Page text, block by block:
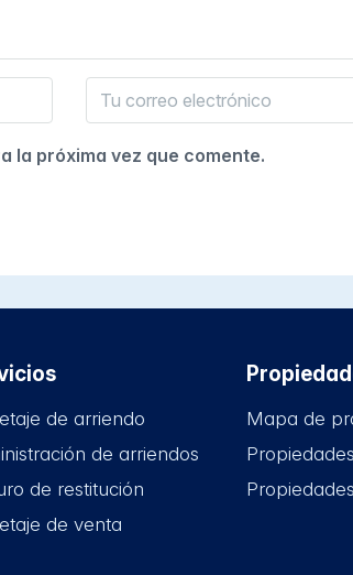
la próxima vez que comente.
de arriendo
de arriendos
de restitución
de venta
Mapa de